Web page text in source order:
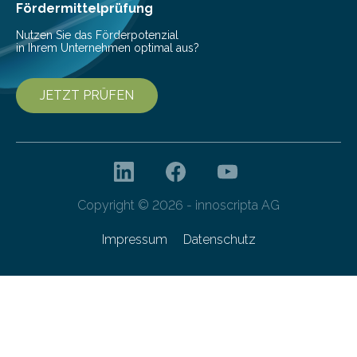
Fördermittelprüfung
Nutzen Sie das Förderpotenzial
in Ihrem Unternehmen optimal aus?
JETZT PRÜFEN
Copyright © 2026 - innoscripta AG
Impressum Datenschutz